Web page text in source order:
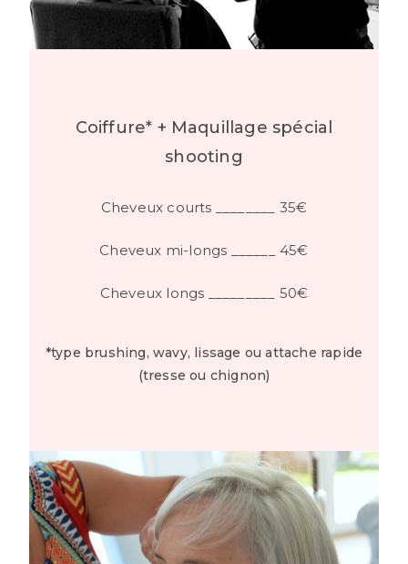
Coiffure* + Maquillage spécial
shooting
Cheveux courts ________ 35€
Cheveux mi-longs ______ 45€
Cheveux longs _________ 50€
*type brushing, wavy, lissage ou attache rapide
(tresse ou chignon)